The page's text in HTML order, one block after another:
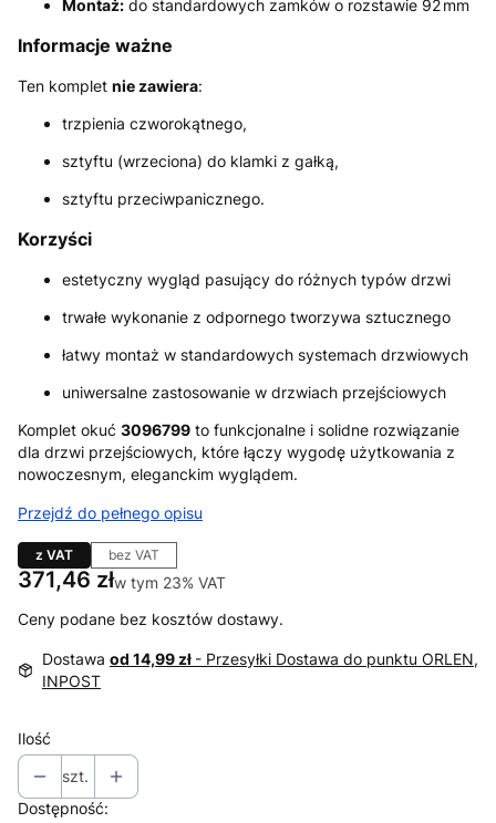
Montaż: do standardowych zamków o rozstawie 92 mm
Informacje ważne
Ten komplet nie zawiera:
trzpienia czworokątnego,
sztyftu (wrzeciona) do klamki z gałką,
sztyftu przeciwpanicznego.
Korzyści
estetyczny wygląd pasujący do różnych typów drzwi
trwałe wykonanie z odpornego tworzywa sztucznego
łatwy montaż w standardowych systemach drzwiowych
uniwersalne zastosowanie w drzwiach przejściowych
Komplet okuć 3096799 to funkcjonalne i solidne rozwiązanie
dla drzwi przejściowych, które łączy wygodę użytkowania z
nowoczesnym, eleganckim wyglądem.
Przejdź do pełnego opisu
z VAT bez VAT
Cena
371,46 złw tym 23% VAT
w tym 23% VAT
Ceny podane bez kosztów dostawy.
Dostawa od 14,99 zł - Przesyłki Dostawa do punktu ORLEN,
INPOST
Ilość
szt.
Dostępność: